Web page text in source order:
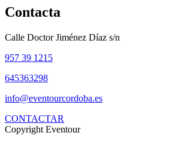
Contacta
Calle Doctor Jiménez Díaz s/n
957 39 1215
645363298
info@eventourcordoba.es
CONTACTAR
Copyright Eventour